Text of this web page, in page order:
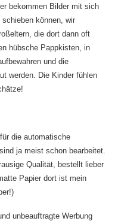
bekommen Bilder mit sich
können, wir
die dort dann oft
hübsche Pappkisten, in
und die
werden. Die Kinder fühlen
die automatische
ja meist schon bearbeitet.
Qualität, bestellt lieber
Papier dort ist mein
unbeauftragte Werbung